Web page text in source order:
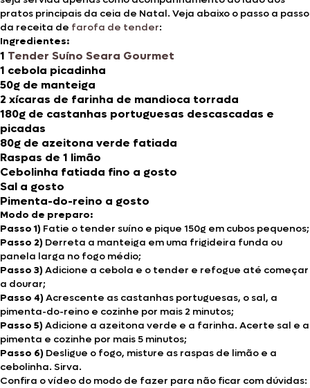
pratos principais da ceia de Natal. Veja abaixo o passo a passo
da receita de farofa de tender:
Ingredientes:
1 Tender Suíno Seara Gourmet
1 cebola picadinha
50g de manteiga
2 xícaras de farinha de mandioca torrada
180g de castanhas portuguesas descascadas e
picadas
80g de azeitona verde fatiada
Raspas de 1 limão
Cebolinha fatiada fino a gosto
Sal a gosto
Pimenta-do-reino a gosto
Modo de preparo:
Passo 1) Fatie o tender suíno e pique 150g em cubos pequenos;
Passo 2) Derreta a manteiga em uma frigideira funda ou
panela larga no fogo médio;
Passo 3) Adicione a cebola e o tender e refogue até começar
a dourar;
Passo 4) Acrescente as castanhas portuguesas, o sal, a
pimenta-do-reino e cozinhe por mais 2 minutos;
Passo 5) Adicione a azeitona verde e a farinha. Acerte sal e a
pimenta e cozinhe por mais 5 minutos;
Passo 6) Desligue o fogo, misture as raspas de limão e a
cebolinha. Sirva.
Confira o vídeo do modo de fazer para não ficar com dúvidas: